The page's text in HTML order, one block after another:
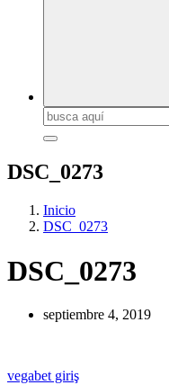
Buscar:
DSC_0273
Inicio
DSC_0273
DSC_0273
septiembre 4, 2019
vegabet giriş